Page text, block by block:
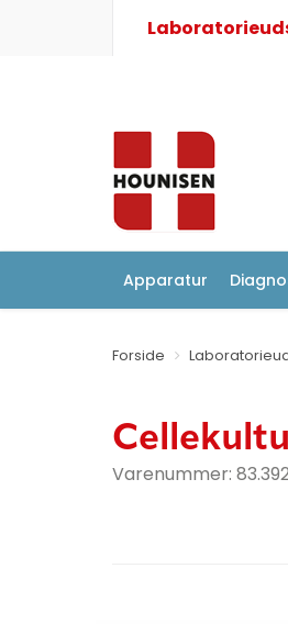
Apparatur
Forside
Varenummer: